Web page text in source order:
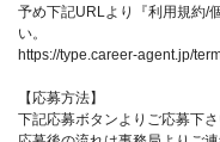
予め下記URLより『利用規約/
い。
https://type.career-agent.jp/
【応募方法】
下記応募ボタンよりご応募下さ